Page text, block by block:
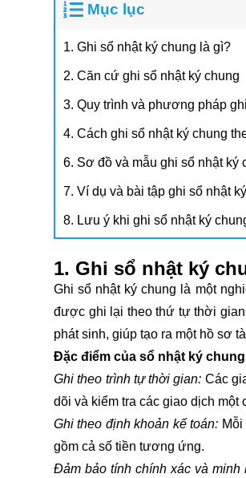
Mục lục
1. Ghi sổ nhật ký chung là gì?
2. Căn cứ ghi sổ nhật ký chung
3. Quy trình và phương pháp
4. Cách ghi sổ nhật ký chung
6. Sơ đồ và mẫu ghi sổ nhật ký
7. Ví dụ và bài tập ghi sổ nhật
8. Lưu ý khi ghi sổ nhật ký
1. Ghi sổ nhật ký
Ghi sổ nhật ký chung là một
được ghi lại theo thứ tự thời
phát sinh, giúp tạo ra một hồ sơ
Đặc điểm của sổ nhật ký
Ghi theo trình tự thời gian: Các
dõi và kiểm tra các giao dịch một
Ghi theo định khoản kế toán:
gồm cả số tiền tương ứng.
Đảm bảo tính chính xác và minh